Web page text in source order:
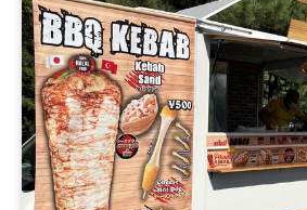
レー、ザグチキン(ほうれん草)カレー
かき氷SP、かき氷、ハンバーグBOX
グBOX トマトソース、ハンバーグ
ス、ぐるぐるポテト 300、ピタサン
ぎりランチセット、おにぎり２個＋
煮、おにぎり（シェフのこだわりメ
（グランドメニュー）、チーズバー
ッジポテト+唐揚げ、フィナンシェ、
辛甘辛唐揚げ丼、ジンジャーエール